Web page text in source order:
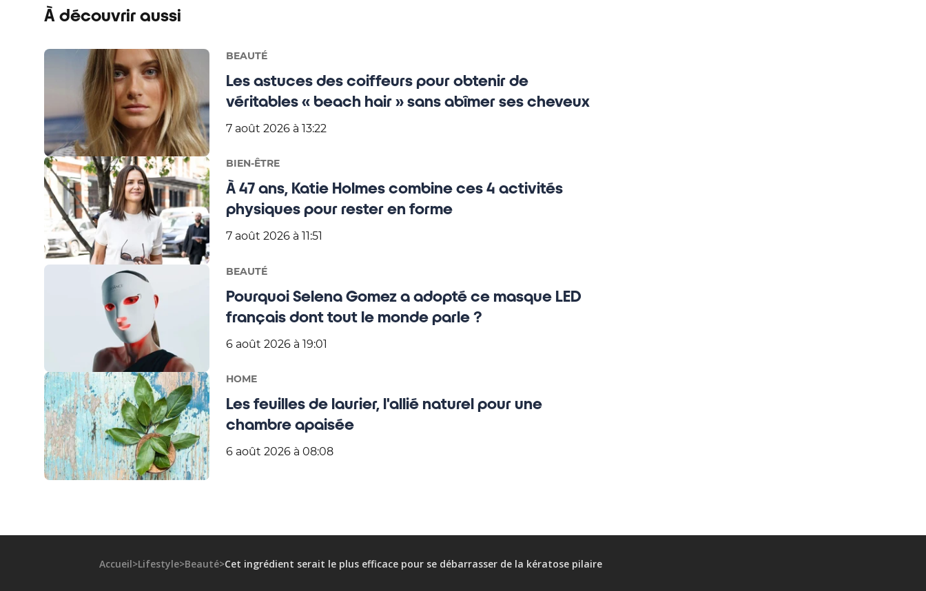
À découvrir aussi
BEAUTÉ
Les astuces des coiffeurs pour obtenir de
véritables « beach hair » sans abîmer ses cheveux
7 août 2026 à 13:22
BIEN-ÊTRE
À 47 ans, Katie Holmes combine ces 4 activités
physiques pour rester en forme
7 août 2026 à 11:51
BEAUTÉ
Pourquoi Selena Gomez a adopté ce masque LED
français dont tout le monde parle ?
6 août 2026 à 19:01
HOME
Les feuilles de laurier, l'allié naturel pour une
chambre apaisée
6 août 2026 à 08:08
Accueil>Lifestyle>Beauté>Cet ingrédient serait le plus efficace pour se débarrasser de la kératose pilaire